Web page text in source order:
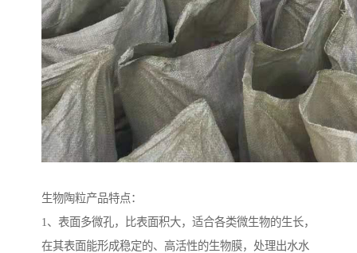
生物陶粒产品特点：
1、表面多微孔，比表面积大，适合各类微生物的生长，
在其表面能形成稳定的、高活性的生物膜，处理出水水